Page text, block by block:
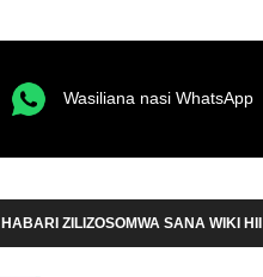
Wasiliana nasi WhatsApp
HABARI ZILIZOSOMWA SANA WIKI HII